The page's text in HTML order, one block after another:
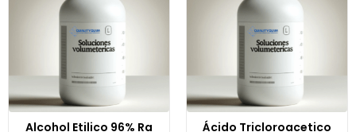
Alcohol Etilico 96% Ra
Ácido Tricloroacetico